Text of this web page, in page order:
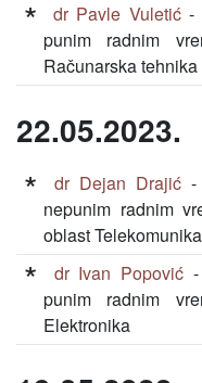
dr Pavle Vuletić-
punim radnim
Računarska
22.05.2023.
dr Dejan Drajić -
nepunim radnim
oblast
dr Ivan Popović
punim radnim
Elektronika